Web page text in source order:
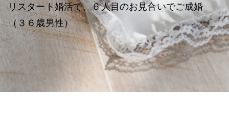
リスタート婚活で、６人目のお見合いでご成婚
（３６歳男性）